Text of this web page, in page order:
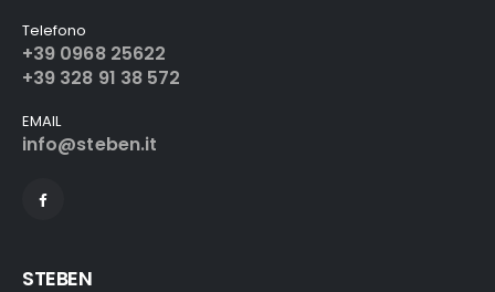
Telefono
+39 0968 25622
+39 328 91 38 572
EMAIL
info@steben.it
STEBEN